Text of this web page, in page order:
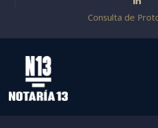
Consulta de